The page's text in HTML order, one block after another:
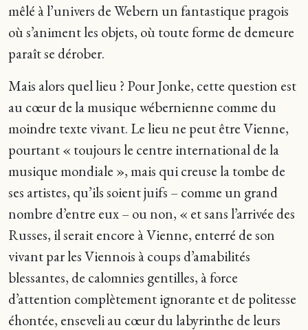
mêlé à l’univers de Webern un fantastique pragois
où s’animent les objets, où toute forme de demeure
paraît se dérober.
Mais alors quel lieu ? Pour Jonke, cette question est
au cœur de la musique wébernienne comme du
moindre texte vivant. Le lieu ne peut être Vienne,
pourtant « toujours le centre international de la
musique mondiale », mais qui creuse la tombe de
ses artistes, qu’ils soient juifs – comme un grand
nombre d’entre eux – ou non, « et sans l’arrivée des
Russes, il serait encore à Vienne, enterré de son
vivant par les Viennois à coups d’amabilités
blessantes, de calomnies gentilles, à force
d’attention complètement ignorante et de politesse
éhontée, enseveli au cœur du labyrinthe de leurs